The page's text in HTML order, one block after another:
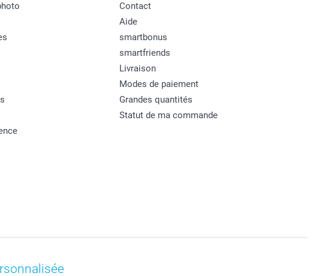
Contact
Aide
smartbonus
smartfriends
Livraison
Modes de paiement
Grandes quantités
Statut de ma commande